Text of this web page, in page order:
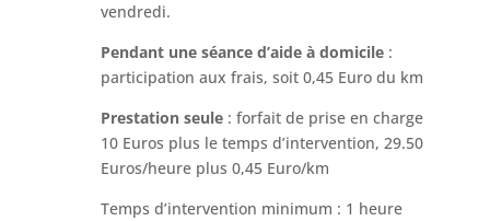
vendredi.
Pendant une séance d’aide à domicile:
participation aux frais, soit 0,45 Euro du km
Prestation seule: forfait de prise en charge
10 Euros plus le temps d’intervention, 29.50
Euros/heure plus 0,45 Euro/km
Temps d’intervention minimum : 1 heure